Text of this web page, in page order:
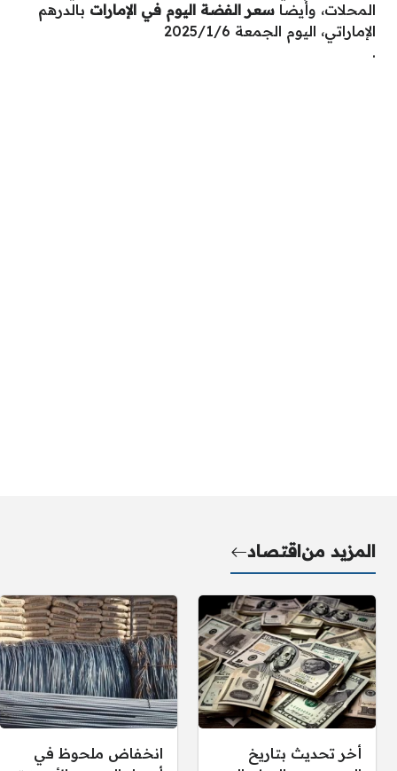
المحلات، وأيضا سعر الفضة اليوم في الإمارات بالدرهم
الإماراتي، اليوم الجمعة 2025/1/6
.
المزيد مناقتصاد
أخر تحديث بتاريخ
انخفاض ملحوظ في